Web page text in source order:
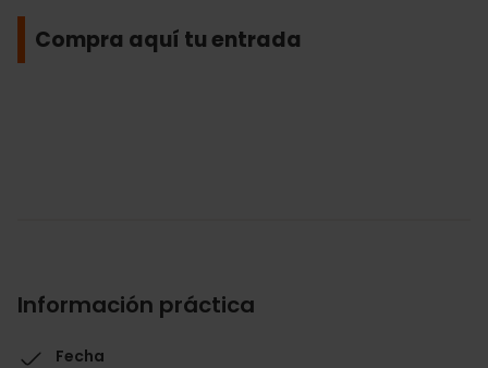
Compra aquí tu entrada
Información práctica
Fecha